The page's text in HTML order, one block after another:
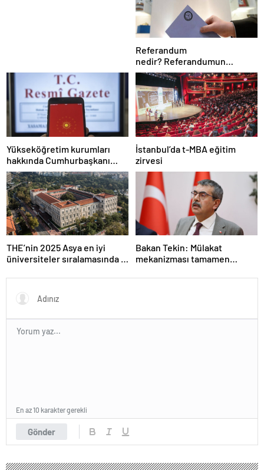
Referandum
nedir? Referandumun
yapılma nedenleri
Yükseköğretim kurumları
hakkında Cumhurbaşkanı
kararı Resmi Gazete’de
İstanbul’da t-MBA eğitim
zirvesi
THE’nin 2025 Asya en iyi
üniversiteler sıralamasında 4
girdi
Bakan Tekin: Mülakat
mekanizması tamamen
Gönder
En az 10 karakter gerekli